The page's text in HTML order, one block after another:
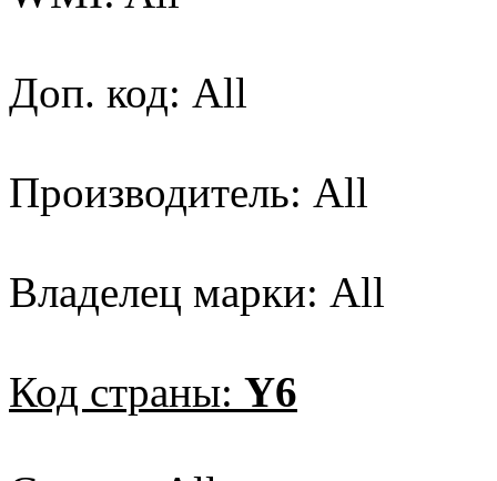
Доп. код: All
Производитель: All
Владелец марки: All
Код страны: Y6